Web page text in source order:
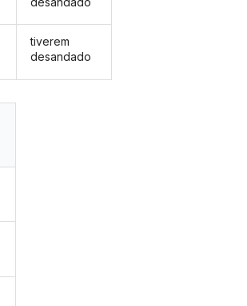
tiverem
desandado